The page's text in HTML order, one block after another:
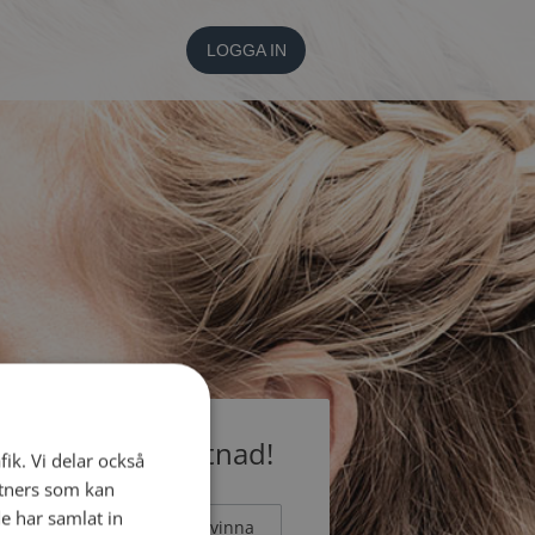
LOGGA IN
utan kostnad!
Man Kvinna
Vi delar också
som kan
har samlat in